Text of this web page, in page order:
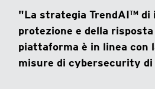
"La strategia TrendAI™ di
protezione e della
piattaforma è in linea con
misure di cybersecurity di